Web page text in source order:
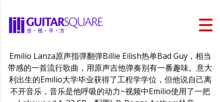
Emilio Lanza原声指弹翻弹Billie Eilish热单Bad Guy，相当
带感的一首流行歌曲，用原声吉他弹奏别有一番趣味。意大
利出生的Emilio大学毕业获得了工程学学位，但他说自己离
不开音乐，音乐是他呼吸的动力~视频中Emilio使用了一把